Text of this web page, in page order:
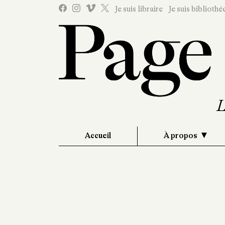
Je suis libraire Je suis
Accueil À propos